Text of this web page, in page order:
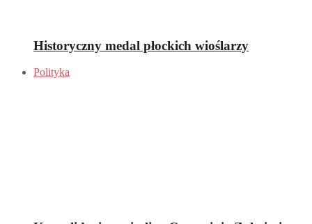
Historyczny medal płockich wioślarzy
Polityka